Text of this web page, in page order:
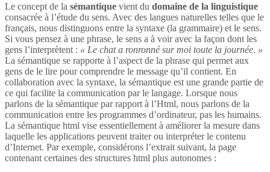
Le concept de la sémantique vient du domaine de la linguistique
consacrée à l’étude du sens. Avec des langues naturelles telles que le
français, nous distinguons entre la syntaxe (la grammaire) et le sens.
Si vous pensez à une phrase, le sens a à voir avec la façon dont les
gens l’interprètent : « Le chat a ronronné sur moi toute la journée. »
La sémantique se rapporte à l’aspect de la phrase qui permet aux
gens de le lire pour comprendre le message qu’il contient. En
collaboration avec la syntaxe, la sémantique est une grande partie de
ce qui facilite la communication par le langage. Lorsque nous
parlons de la sémantique par rapport à l’Html, nous parlons de la
communication entre les programmes d’ordinateur, pas les humains.
La sémantique html vise essentiellement à améliorer la mesure dans
laquelle les applications peuvent traiter ou interpréter le contenu
d’Internet. Par exemple, considérons l’extrait suivant, la page
contenant certaines des structures html plus autonomes :